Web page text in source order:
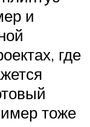
и
где
тоже